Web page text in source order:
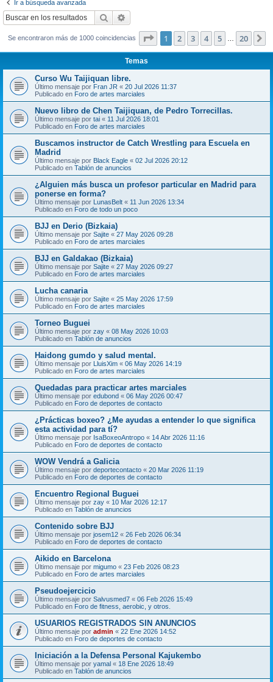
Ir a búsqueda avanzada
Buscar
Se encontraron más de 1000 coincidencias Página de 20
1 2 3 4 5 20
Temas
Curso Wu Taijiquan libre.
Último mensaje por Fran JR « 20 Jul 2026 11:37
Publicado en Foro de artes marciales
Nuevo libro de Chen Taijiquan, de Pedro Torrecillas.
Último mensaje por tai « 11 Jul 2026 18:01
Publicado en Foro de artes marciales
Buscamos instructor de Catch Wrestling para Escuela en
Madrid
Último mensaje por Black Eagle « 02 Jul 2026 20:12
Publicado en Tablón de anuncios
¿Alguien más busca un profesor particular en Madrid para
ponerse en forma?
Último mensaje por LunasBelt « 11 Jun 2026 13:34
Publicado en Foro de todo un poco
BJJ en Derio (Bizkaia)
Último mensaje por Sajite « 27 May 2026 09:28
Publicado en Foro de artes marciales
BJJ en Galdakao (Bizkaia)
Último mensaje por Sajite « 27 May 2026 09:27
Publicado en Foro de artes marciales
Lucha canaria
Último mensaje por Sajite « 25 May 2026 17:59
Publicado en Foro de artes marciales
Torneo Buguei
Último mensaje por zay « 08 May 2026 10:03
Publicado en Tablón de anuncios
Haidong gumdo y salud mental.
Último mensaje por LluisXim « 06 May 2026 14:19
Publicado en Foro de artes marciales
Quedadas para practicar artes marciales
Último mensaje por edubond « 06 May 2026 00:47
Publicado en Foro de deportes de contacto
¿Prácticas boxeo? ¿Me ayudas a entender lo que significa
esta actividad para tí?
Último mensaje por IsaBoxeoAntropo « 14 Abr 2026 11:16
Publicado en Foro de deportes de contacto
WOW Vendrá a Galicia
Último mensaje por deportecontacto « 20 Mar 2026 11:19
Publicado en Foro de deportes de contacto
Encuentro Regional Buguei
Último mensaje por zay « 10 Mar 2026 12:17
Publicado en Tablón de anuncios
Contenido sobre BJJ
Último mensaje por josem12 « 26 Feb 2026 06:34
Publicado en Foro de deportes de contacto
Aikido en Barcelona
Último mensaje por migumo « 23 Feb 2026 08:23
Publicado en Foro de artes marciales
Pseudoejercicio
Último mensaje por Salvusmed7 « 06 Feb 2026 15:49
Publicado en Foro de fitness, aerobic, y otros.
USUARIOS REGISTRADOS SIN ANUNCIOS
Último mensaje por admin « 22 Ene 2026 14:52
Publicado en Foro de deportes de contacto
Iniciación a la Defensa Personal Kajukembo
Último mensaje por yamal « 18 Ene 2026 18:49
Publicado en Tablón de anuncios